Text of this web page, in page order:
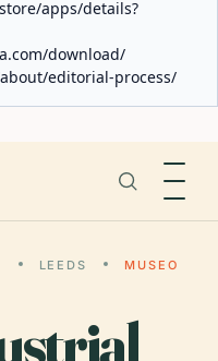
apps/details?
download/
editorial-process/
LEEDS
MUSEO